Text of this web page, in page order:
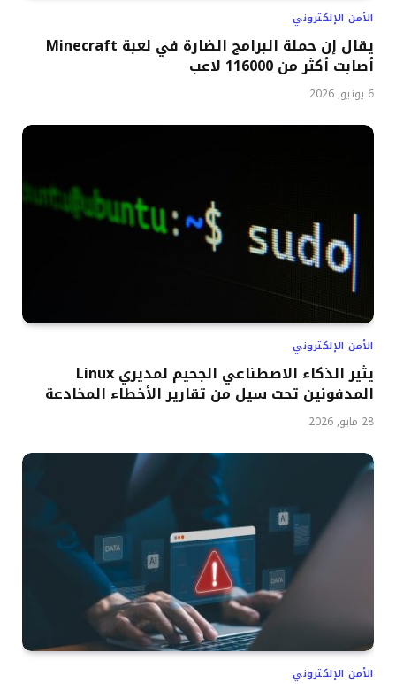
الأمن الإلكتروني
يقال إن حملة البرامج الضارة في لعبة Minecraft
أصابت أكثر من 116000 لاعب
6 يونيو, 2026
الأمن الإلكتروني
يثير الذكاء الاصطناعي الجحيم لمديري Linux
المدفونين تحت سيل من تقارير الأخطاء المخادعة
28 مايو, 2026
الأمن الإلكتروني